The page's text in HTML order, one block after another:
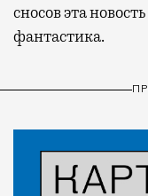
сносов эта
фантастика.